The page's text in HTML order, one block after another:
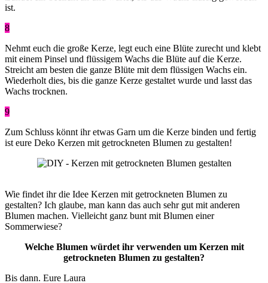
ist.
8
Nehmt euch die große Kerze, legt euch eine Blüte zurecht und klebt
mit einem Pinsel und flüssigem Wachs die Blüte auf die Kerze.
Streicht am besten die ganze Blüte mit dem flüssigen Wachs ein.
Wiederholt dies, bis die ganze Kerze gestaltet wurde und lasst das
Wachs trocknen.
9
Zum Schluss könnt ihr etwas Garn um die Kerze binden und fertig
ist eure Deko Kerzen mit getrockneten Blumen zu gestalten!
Wie findet ihr die Idee Kerzen mit getrockneten Blumen zu
gestalten? Ich glaube, man kann das auch sehr gut mit anderen
Blumen machen. Vielleicht ganz bunt mit Blumen einer
Sommerwiese?
Welche Blumen würdet ihr verwenden um Kerzen mit
getrockneten Blumen zu gestalten?
Bis dann. Eure Laura